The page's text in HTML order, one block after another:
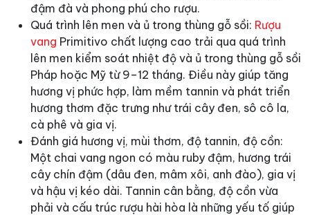
đậm đà và phong phú cho rượu.
Quá trình lên men và ủ trong thùng gỗ sồi: Rượu
vang Primitivo chất lượng cao trải qua quá trình
lên men kiểm soát nhiệt độ và ủ trong thùng gỗ sồi
Pháp hoặc Mỹ từ 9–12 tháng. Điều này giúp tăng
hương vị phức hợp, làm mềm tannin và phát triển
hương thơm đặc trưng như trái cây đen, sô cô la,
cà phê và gia vị.
Đánh giá hương vị, mùi thơm, độ tannin, độ cồn:
Một chai vang ngon có màu ruby đậm, hương trái
cây chín đậm (dâu đen, mâm xôi, anh đào), gia vị
và hậu vị kéo dài. Tannin cân bằng, độ cồn vừa
phải và cấu trúc rượu hài hòa là những yếu tố giúp